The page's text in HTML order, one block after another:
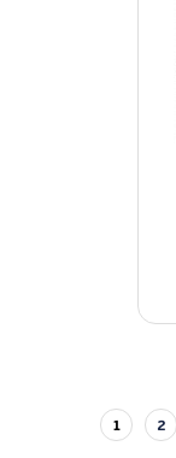
1 2